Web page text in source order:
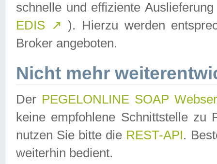
schnelle und effiziente
EDIS ↗ ). Hierzu werden
Broker angeboten.
Nicht mehr
Der PEGELONLINE SOAP
keine empfohlene Schnittstelle zu
nutzen Sie bitte die REST-API.
weiterhin bedient.